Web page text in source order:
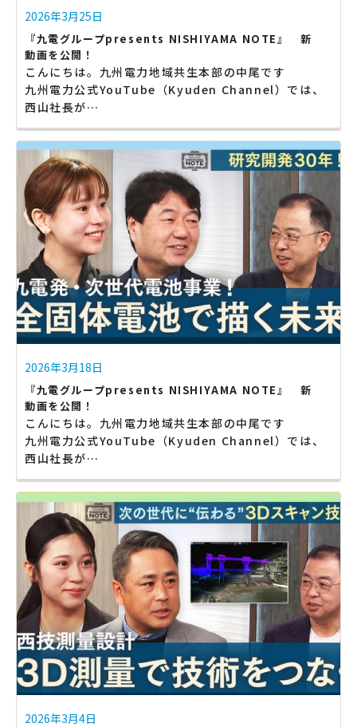
2026年3月25日
『九電グループpresents NISHIYAMA NOTE』 新
動画を公開！
こんにちは。九州電力地域共生本部の中尾です
九州電力公式YouTube（Kyuden Channel）では、
西山社長が…
2026年3月18日
『九電グループpresents NISHIYAMA NOTE』 新
動画を公開！
こんにちは。九州電力地域共生本部の中尾です
九州電力公式YouTube（Kyuden Channel）では、
西山社長が…
2026年3月4日